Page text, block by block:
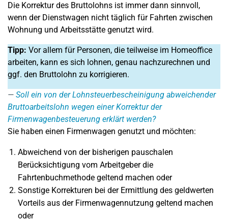
Die Korrektur des Bruttolohns ist immer dann sinnvoll,
wenn der Dienstwagen nicht täglich für Fahrten zwischen
Wohnung und Arbeitsstätte genutzt wird.
Tipp: Vor allem für Personen, die teilweise im Homeoffice
arbeiten, kann es sich lohnen, genau nachzurechnen und
ggf. den Bruttolohn zu korrigieren.
Soll ein von der Lohnsteuerbescheinigung abweichender
Bruttoarbeitslohn wegen einer Korrektur der
Firmenwagenbesteuerung erklärt werden?
Sie haben einen Firmenwagen genutzt und möchten:
Abweichend von der bisherigen pauschalen
Berücksichtigung vom Arbeitgeber die
Fahrtenbuchmethode geltend machen oder
Sonstige Korrekturen bei der Ermittlung des geldwerten
Vorteils aus der Firmenwagennutzung geltend machen
oder